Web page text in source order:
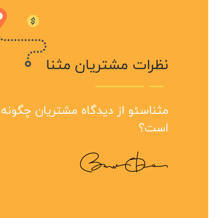
نظرات مشتریان مثنا
مثناسئو از دیدگاه مشتریان چگونه
است؟